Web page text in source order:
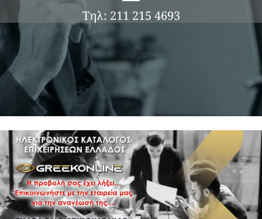
Τηλ: 211 215 4693